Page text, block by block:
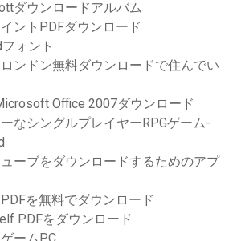
ダウンロードアルバム
ントPDFダウンロード
ォント
ンドン無料ダウンロードで住んでい
Office 2007ダウンロード
なシングルプレイヤーRPGゲーム-
ーブをダウンロードするためのアプ
を無料でダウンロード
PDFをダウンロード